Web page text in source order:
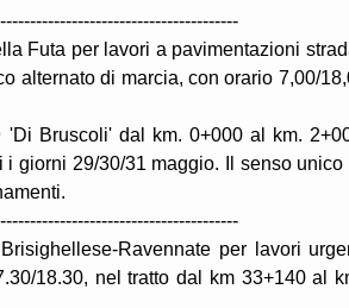
Futa per lavori a pavimentazioni
alternato di marcia, con orario 7,00/
'Di Bruscoli' dal km. 0+000 al km.
giorni 29/30/31 maggio. Il senso
Ravennate per lavori
18.30, nel tratto dal km 33+140 al